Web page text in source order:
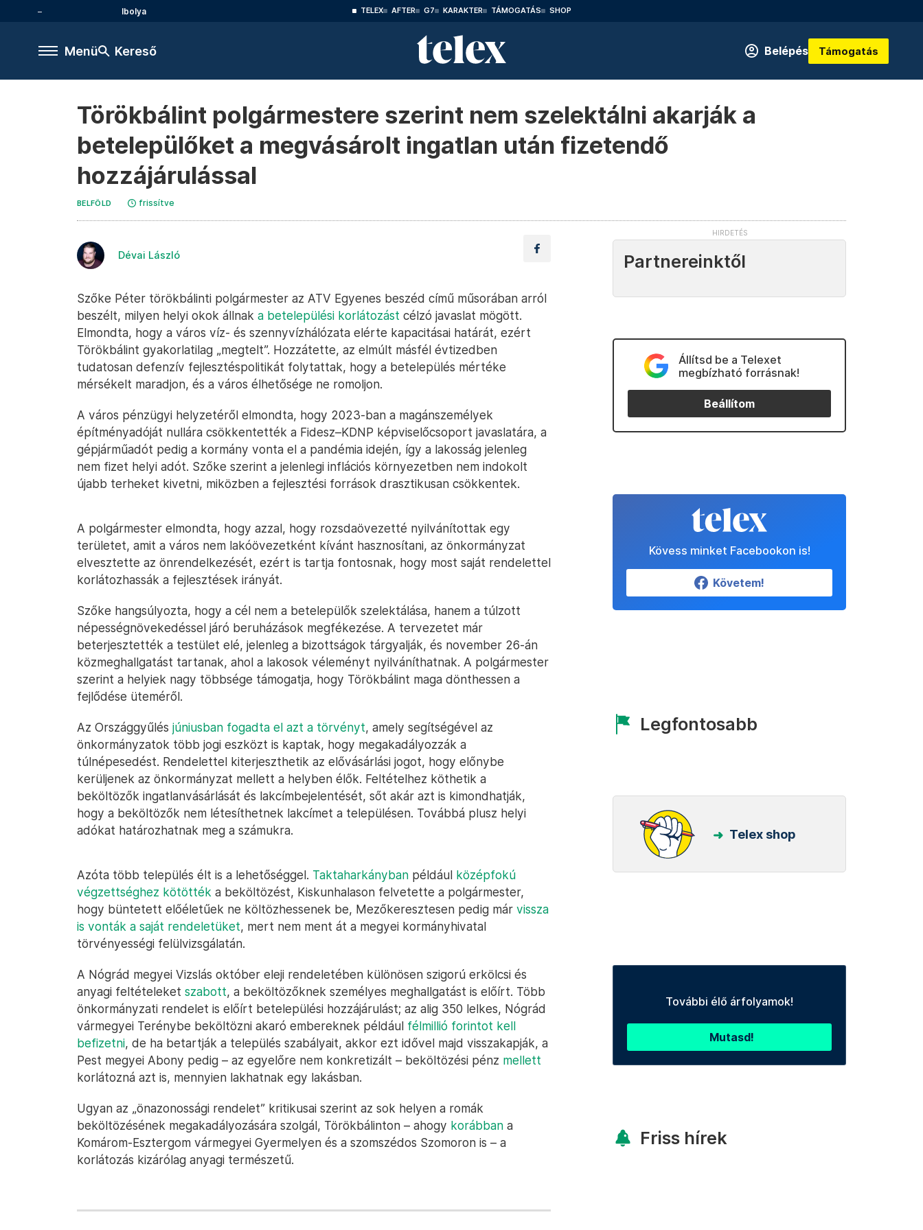
Ibolya TELEX AFTER G7 KARAKTER TÁMOGATÁS SHOP
Menü Kereső Belépés Támogatás
Törökbálint polgármestere szerint nem szelektálni akarják a
betelepülőket a megvásárolt ingatlan után fizetendő
hozzájárulással
BELFÖLD frissítve
Dévai László
Szőke Péter törökbálinti polgármester az ATV Egyenes beszéd című műsorában arról
beszélt, milyen helyi okok állnak a betelepülési korlátozást célzó javaslat mögött.
Elmondta, hogy a város víz- és szennyvízhálózata elérte kapacitásai határát, ezért
Törökbálint gyakorlatilag „megtelt”. Hozzátette, az elmúlt másfél évtizedben
tudatosan defenzív fejlesztéspolitikát folytattak, hogy a betelepülés mértéke
mérsékelt maradjon, és a város élhetősége ne romoljon.
A város pénzügyi helyzetéről elmondta, hogy 2023-ban a magánszemélyek
építményadóját nullára csökkentették a Fidesz–KDNP képviselőcsoport javaslatára, a
gépjárműadót pedig a kormány vonta el a pandémia idején, így a lakosság jelenleg
nem fizet helyi adót. Szőke szerint a jelenlegi inflációs környezetben nem indokolt
újabb terheket kivetni, miközben a fejlesztési források drasztikusan csökkentek.
A polgármester elmondta, hogy azzal, hogy rozsdaövezetté nyilvánítottak egy
területet, amit a város nem lakóövezetként kívánt hasznosítani, az önkormányzat
elvesztette az önrendelkezését, ezért is tartja fontosnak, hogy most saját rendelettel
korlátozhassák a fejlesztések irányát.
Szőke hangsúlyozta, hogy a cél nem a betelepülők szelektálása, hanem a túlzott
népességnövekedéssel járó beruházások megfékezése. A tervezetet már
beterjesztették a testület elé, jelenleg a bizottságok tárgyalják, és november 26-án
közmeghallgatást tartanak, ahol a lakosok véleményt nyilváníthatnak. A polgármester
szerint a helyiek nagy többsége támogatja, hogy Törökbálint maga dönthessen a
fejlődése üteméről.
Az Országgyűlés júniusban fogadta el azt a törvényt, amely segítségével az
önkormányzatok több jogi eszközt is kaptak, hogy megakadályozzák a
túlnépesedést. Rendelettel kiterjeszthetik az elővásárlási jogot, hogy előnybe
kerüljenek az önkormányzat mellett a helyben élők. Feltételhez köthetik a
beköltözők ingatlanvásárlását és lakcímbejelentését, sőt akár azt is kimondhatják,
hogy a beköltözők nem létesíthetnek lakcímet a településen. Továbbá plusz helyi
adókat határozhatnak meg a számukra.
Azóta több település élt is a lehetőséggel. Taktaharkányban például középfokú
végzettséghez kötötték a beköltözést, Kiskunhalason felvetette a polgármester,
hogy büntetett előéletűek ne költözhessenek be, Mezőkeresztesen pedig már vissza
is vonták a saját rendeletüket, mert nem ment át a megyei kormányhivatal
törvényességi felülvizsgálatán.
A Nógrád megyei Vizslás október eleji rendeletében különösen szigorú erkölcsi és
anyagi feltételeket szabott, a beköltözőknek személyes meghallgatást is előírt. Több
önkormányzati rendelet is előírt betelepülési hozzájárulást; az alig 350 lelkes, Nógrád
vármegyei Terénybe beköltözni akaró embereknek például félmillió forintot kell
befizetni, de ha betartják a település szabályait, akkor ezt idővel majd visszakapják, a
Pest megyei Abony pedig – az egyelőre nem konkretizált – beköltözési pénz mellett
korlátozná azt is, mennyien lakhatnak egy lakásban.
Ugyan az „önazonossági rendelet” kritikusai szerint az sok helyen a romák
beköltözésének megakadályozására szolgál, Törökbálinton – ahogy korábban a
Komárom-Esztergom vármegyei Gyermelyen és a szomszédos Szomoron is – a
korlátozás kizárólag anyagi természetű.
Partnereinktől
Állítsd be a Telexet
megbízható forrásnak!
Beállítom
Kövess minket Facebookon is!
Követem!
Legfontosabb
Telex shop
További élő árfolyamok!
Mutasd!
Friss hírek